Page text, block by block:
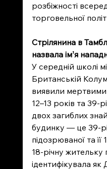
розбіжності
торговельної
Стрілянина в
назвала імʼя
У середній школі
Британській
виявили мертвими
12–13 років та 39-
двох загиблих
будинку — це 39-
підозрюваної та
18-річну жительку
ідентифікувала